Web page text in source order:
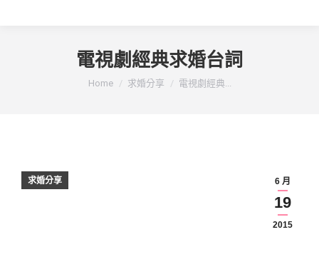
電視劇經典求婚台詞
You are here:
Home 求婚分享 電視劇經典...
6 月
19
2015
求婚分享